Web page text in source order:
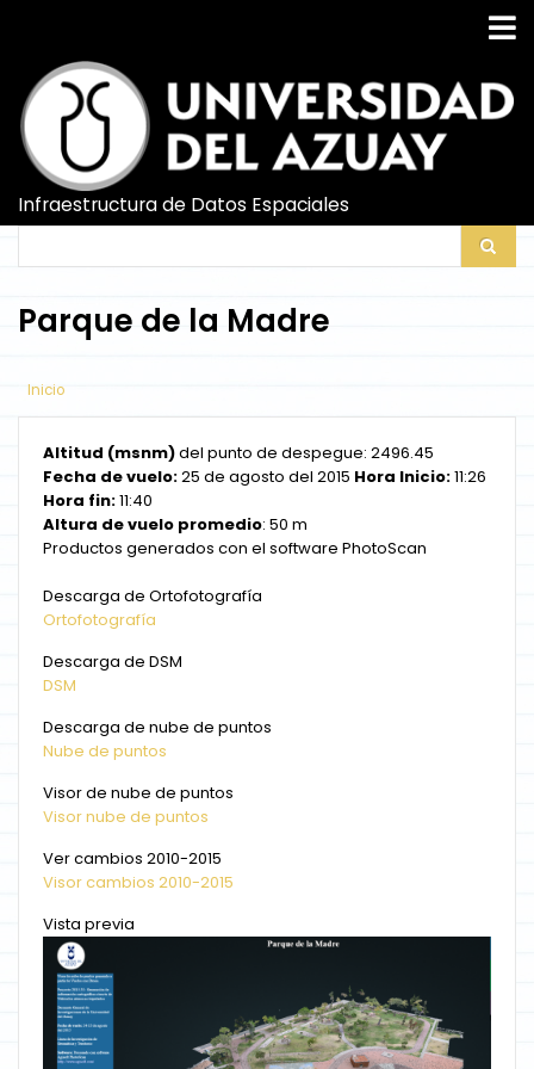
contenido
principal
Infraestructura de Datos Espaciales
Parque de la Madre
Inicio
Altitud (msnm)del punto de despegue: 2496.45
Fecha de vuelo:25 de agosto del 2015 Hora Inicio:11:26
Hora fin:11:40
Altura de vuelo promedio: 50 m
Productos generados con el software PhotoScan
Descarga de Ortofotografía
Ortofotografía
Descarga de DSM
DSM
Descarga de nube de puntos
Nube de puntos
Visor de nube de puntos
Visor nube de puntos
Ver cambios 2010-2015
Visor cambios 2010-2015
Vista previa